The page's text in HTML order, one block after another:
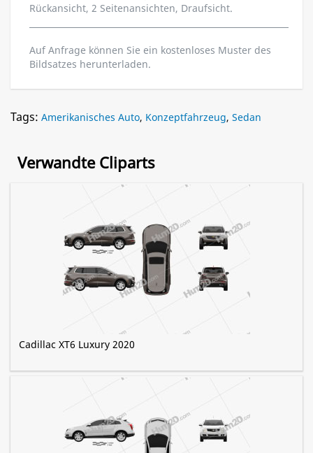
Rückansicht, 2 Seitenansichten, Draufsicht.
Auf Anfrage können Sie ein kostenloses Muster des
Bildsatzes herunterladen.
Tags: Amerikanisches Auto, Konzeptfahrzeug, Sedan
Verwandte Cliparts
Cadillac XT6 Luxury 2020